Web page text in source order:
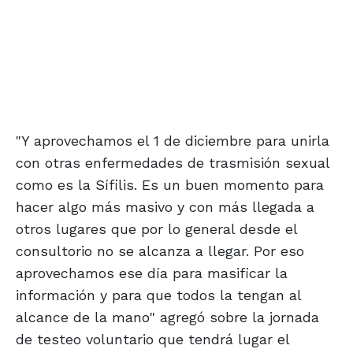
"Y aprovechamos el 1 de diciembre para unirla
con otras enfermedades de trasmisión sexual
como es la Sífilis. Es un buen momento para
hacer algo más masivo y con más llegada a
otros lugares que por lo general desde el
consultorio no se alcanza a llegar. Por eso
aprovechamos ese día para masificar la
información y para que todos la tengan al
alcance de la mano" agregó sobre la jornada
de testeo voluntario que tendrá lugar el